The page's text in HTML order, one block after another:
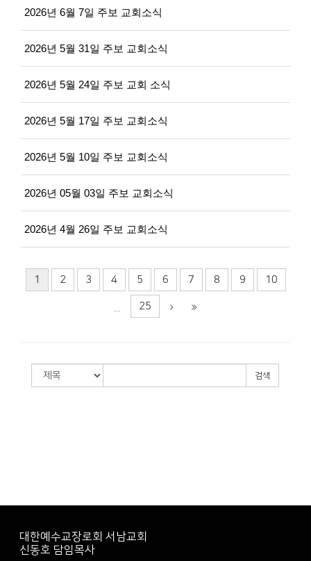
2026년 6월 7일 주보 교회소식
2026년 5월 31일 주보 교회소식
2026년 5월 24일 주보 교회 소식
2026년 5월 17일 주보 교회소식
2026년 5월 10일 주보 교회소식
2026년 05월 03일 주보 교회소식
2026년 4월 26일 주보 교회소식
1 2 3 4 5 6 7 8 9 10
25
검색
대한예수교장로회 서남교회
신동호 담임목사